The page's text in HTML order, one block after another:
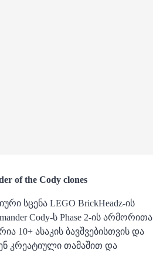
of the Cody clones
სცენა LEGO BrickHeadz-ის
Cody-ს Phase 2-ის არმორითა
10+ ასაკის ბავშვებისთვის და
კრეატიული თამაშით და